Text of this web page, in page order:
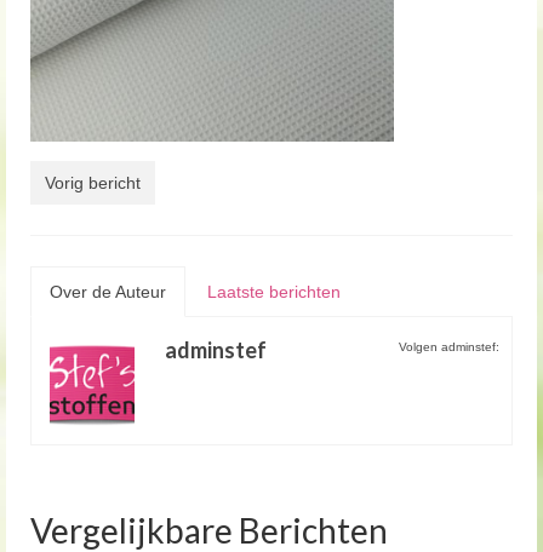
Vorig bericht
Over de Auteur Laatste berichten
Volgen adminstef:
adminstef
Vergelijkbare Berichten